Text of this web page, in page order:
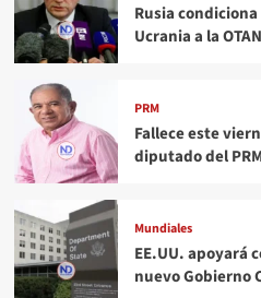
Rusia
Ucrania a la OTAN
PRM
Fallece este
diputado del
Mundiales
EE.UU. apoyará
nuevo Gobierno